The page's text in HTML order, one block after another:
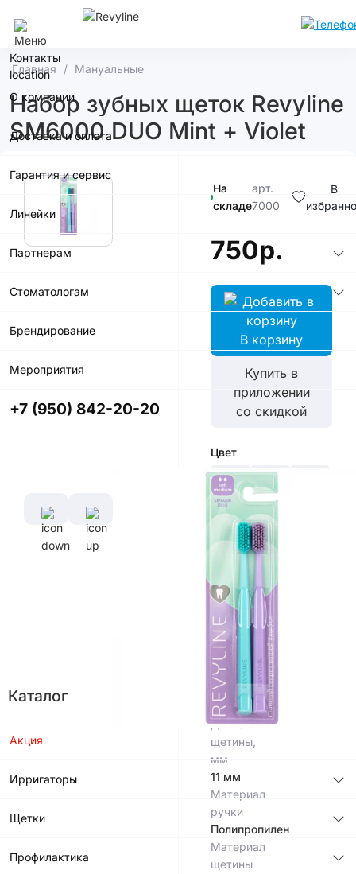
Ростов-На-Дону
Контакты
О компании
Доставка и оплата
Гарантия и сервис
Линейки
Партнерам
Стоматологам
Брендирование
Мероприятия
+7 (950) 842-20-20
Каталог
Акция
Ирригаторы
Щетки
Профилактика
Главная Мануальные
Набор зубных щеток Revyline
SM6000 DUO Mint + Violet
На
складе
арт.
7000
В
750р.
В корзину
Купить в
приложении
со скидкой
Цвет
Характеристики
Диаметр
щетины,
мм
0,1 мм
Длина
ручки,
см
16,5
см
Длина
щетины,
мм
11 мм
Материал
ручки
Полипропилен
Материал
щетины